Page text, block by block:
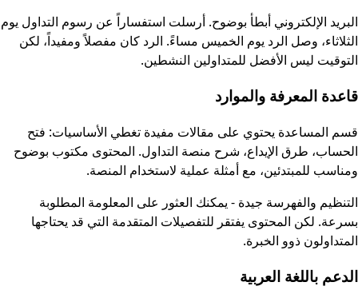
البريد الإلكتروني أبطأ بوضوح. أرسلت استفساراً عن رسوم التداول يوم
الثلاثاء، وصل الرد يوم الخميس مساءً. الرد كان مفصلاً ومفيداً، لكن
التوقيت ليس الأفضل للمتداولين النشطين.
قاعدة المعرفة والموارد
قسم المساعدة يحتوي على مقالات مفيدة تغطي الأساسيات: فتح
الحساب، طرق الإيداع، شرح منصة التداول. المحتوى مكتوب بوضوح
ومناسب للمبتدئين، مع أمثلة عملية لاستخدام المنصة.
التنظيم والفهرسة جيدة - يمكنك العثور على المعلومة المطلوبة
بسرعة. لكن المحتوى يفتقر للتفصيلات المتقدمة التي قد يحتاجها
المتداولون ذوو الخبرة.
الدعم باللغة العربية